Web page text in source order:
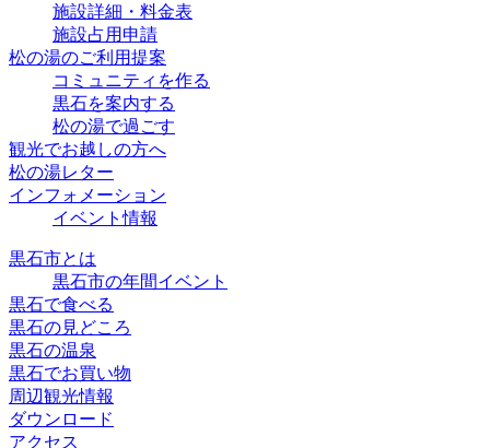
施設詳細・料金表
施設占用申請
松の湯のご利用提案
コミュニティを作る
黒石を案内する
松の湯で過ごす
観光でお越しの方へ
松の湯レター
インフォメーション
イベント情報
黒石市とは
黒石市の年間イベント
黒石で食べる
黒石の見どころ
黒石の温泉
黒石でお買い物
周辺観光情報
ダウンロード
アクセス